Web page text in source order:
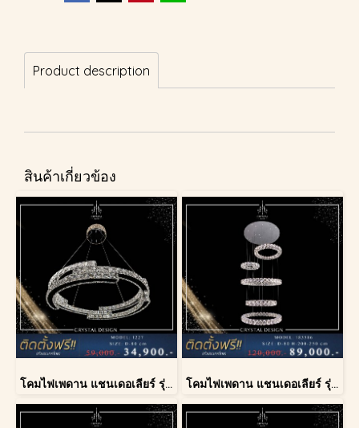
Product description
สินค้าเกี่ยวข้อง
โคมไฟเพดาน แชนเดอเลียร์ รุ่น 1227 โคมไฟเพดาน แชนเดอเลียร์ รุ่น 183586